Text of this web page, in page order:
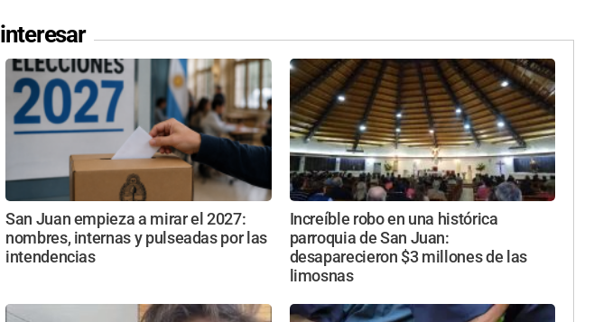
interesar
San Juan empieza a mirar el 2027:
nombres, internas y pulseadas por las
intendencias
Increíble robo en una histórica
parroquia de San Juan:
desaparecieron $3 millones de las
limosnas